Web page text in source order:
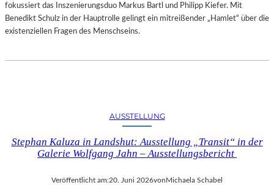
fokussiert das Inszenierungsduo Markus Bartl und Philipp Kiefer. Mit
Benedikt Schulz in der Hauptrolle gelingt ein mitreißender „Hamlet“ über die
existenziellen Fragen des Menschseins.
AUSSTELLUNG
Stephan Kaluza in Landshut: Ausstellung „Transit“ in der
Galerie Wolfgang Jahn – Ausstellungsbericht
Veröffentlicht am:20. Juni 2026vonMichaela Schabel